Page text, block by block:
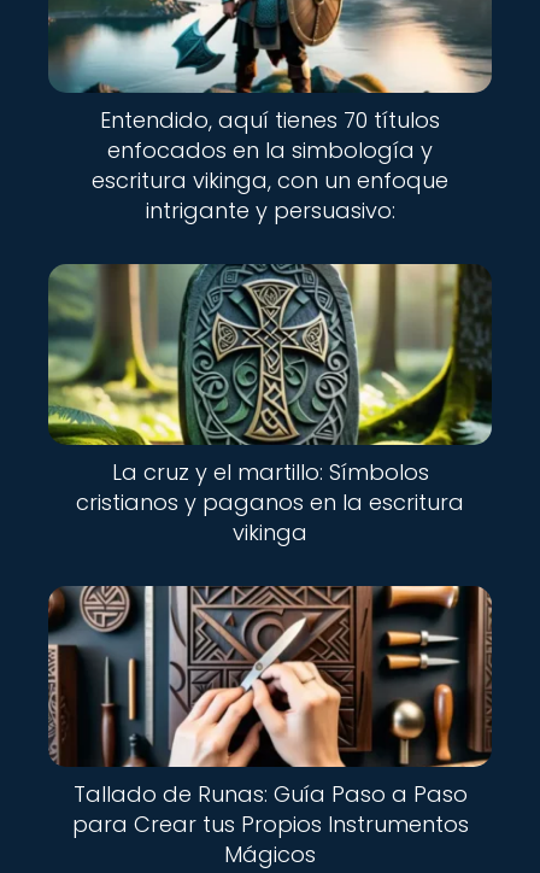
Entendido, aquí tienes 70 títulos
enfocados en la simbología y
escritura vikinga, con un enfoque
intrigante y persuasivo:
La cruz y el martillo: Símbolos
cristianos y paganos en la escritura
vikinga
Tallado de Runas: Guía Paso a Paso
para Crear tus Propios Instrumentos
Mágicos